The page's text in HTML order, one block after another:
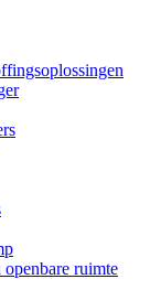
ruimte